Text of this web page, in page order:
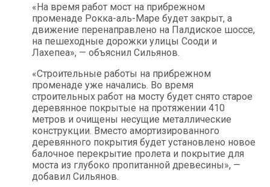
«На время работ мост на прибрежном
променаде Рокка-аль-Маре будет закрыт, а
движение перенаправлено на Палдиское шоссе,
на пешеходные дорожки улицы Сооди и
Лахепеа», — объяснил Сильянов.
«Строительные работы на прибрежном
променаде уже начались. Во время
строительных работ на мосту будет снято старое
деревянное покрытые на протяжении 410
метров и очищены несущие металлические
конструкции. Вместо амортизированного
деревянного покрытия будет установлено новое
балочное перекрытие пролета и покрытие для
моста из глубоко пропитанной древесины», —
добавил Сильянов.